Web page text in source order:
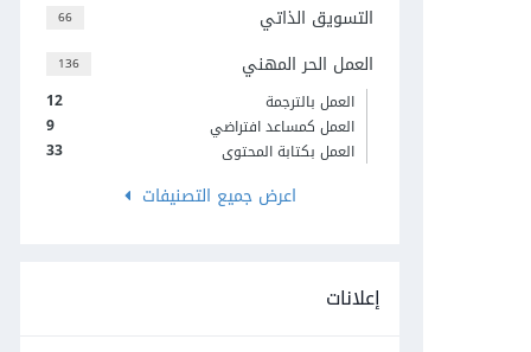
66 التسويق الذاتي
136 العمل الحر المهني
12
العمل بالترجمة
9
العمل كمساعد افتراضي
33
العمل بكتابة المحتوى
اعرض جميع التصنيفات
إعلانات